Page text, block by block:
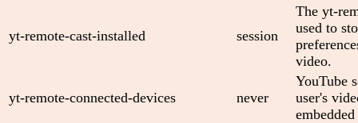
yt-remote-cast-installed session
The yt-
used to
video.
yt-remote-connected-devices never
YouTube
user's